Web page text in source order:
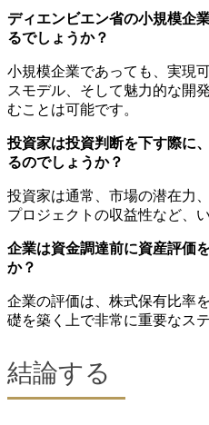
ディエンビエン省の小規模企
るでしょうか？
小規模企業であっても、実現
スモデル、そして魅力的な開
むことは可能です。
投資家は投資判断を下す際に
るのでしょうか？
投資家は通常、市場の潜在力
プロジェクトの収益性など、
企業は資金調達前に資産評価
か？
企業の評価は、株式保有比率
礎を築く上で非常に重要なス
結論する